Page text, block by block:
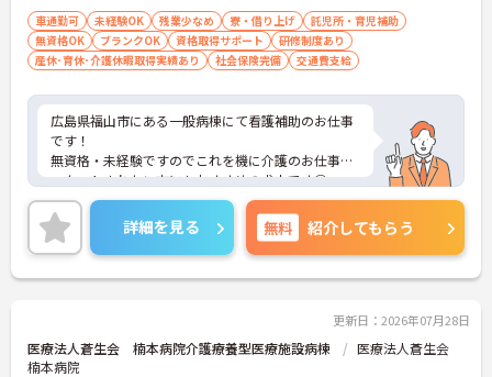
車通勤可 未経験OK 残業少なめ 寮・借り上げ
託児所・育児補助
無資格OK
ブランクOK 資格取得サポート
研修制度あり
産休･育休･介護休暇取得実績あり
社会保険完備 交通費支給
広島県福山市にある一般病棟にて看護補助のお仕事
です！
無資格・未経験ですのでこれを機に介護のお仕事を
スタートされたい方にもおすすめの求人です◎
福利厚生などもとても充実しており、あなたの学び
たいこと・スキルアップを目指す方を応援してくだ
さいます★
ご興味ある方には、面接対策ポイントなど、さらに
詳細をお話しいたしますのでお気軽にご相談くださ
詳細を見る 無料 紹介してもらう
更新日：2026年07月28日
医療法人蒼生会 楠本病院介護療養型医療施設病棟
医療法人蒼生会
楠本病院